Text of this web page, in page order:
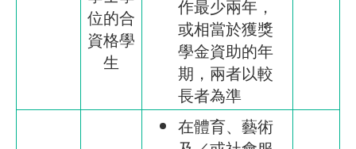
位的合
資格學
生
作最少兩年，
或相當於獲獎
學金資助的年
期，兩者以較
長者為準
在體育、藝術